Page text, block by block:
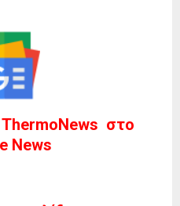
στο
News